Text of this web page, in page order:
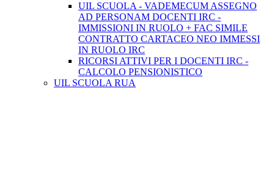
UIL SCUOLA - VADEMECUM ASSEGNO
AD PERSONAM DOCENTI IRC -
IMMISSIONI IN RUOLO + FAC SIMILE
CONTRATTO CARTACEO NEO IMMESSI
IN RUOLO IRC
RICORSI ATTIVI PER I DOCENTI IRC -
CALCOLO PENSIONISTICO
UIL SCUOLA RUA